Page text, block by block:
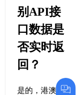
别API接
口数据是
否实时返
回？
是的，港澳台